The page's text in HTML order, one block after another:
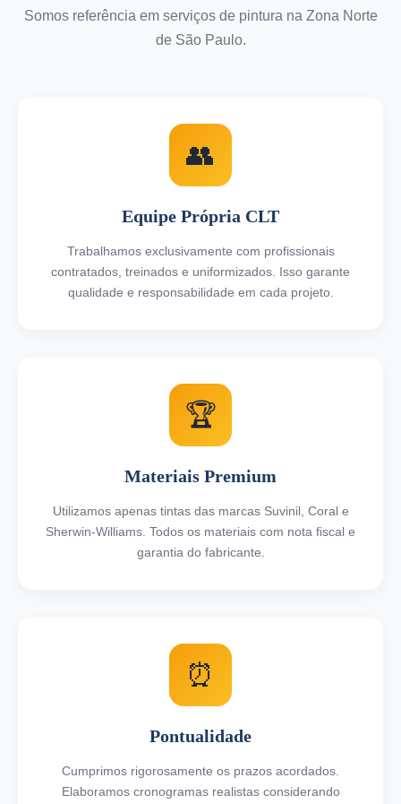
Somos referência em serviços de pintura na Zona Norte
de São Paulo.
👥
Equipe Própria CLT
Trabalhamos exclusivamente com profissionais
contratados, treinados e uniformizados. Isso garante
qualidade e responsabilidade em cada projeto.
🏆
Materiais Premium
Utilizamos apenas tintas das marcas Suvinil, Coral e
Sherwin-Williams. Todos os materiais com nota fiscal e
garantia do fabricante.
⏰
Pontualidade
Cumprimos rigorosamente os prazos acordados.
Elaboramos cronogramas realistas considerando